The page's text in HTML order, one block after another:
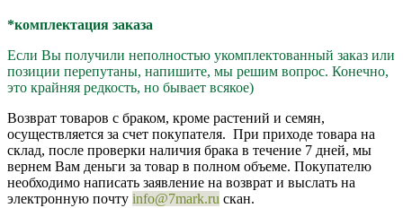
*комплектация заказа
Если Вы получили неполностью укомплектованный заказ или
позиции перепутаны, напишите, мы решим вопрос. Конечно,
это крайняя редкость, но бывает всякое)
Возврат товаров с браком, кроме растений и семян,
осуществляется за счет покупателя. При приходе товара на
склад, после проверки наличия брака в течение 7 дней, мы
вернем Вам деньги за товар в полном объеме. Покупателю
необходимо написать заявление на возврат и выслать на
электронную почту info@7mark.ru скан.